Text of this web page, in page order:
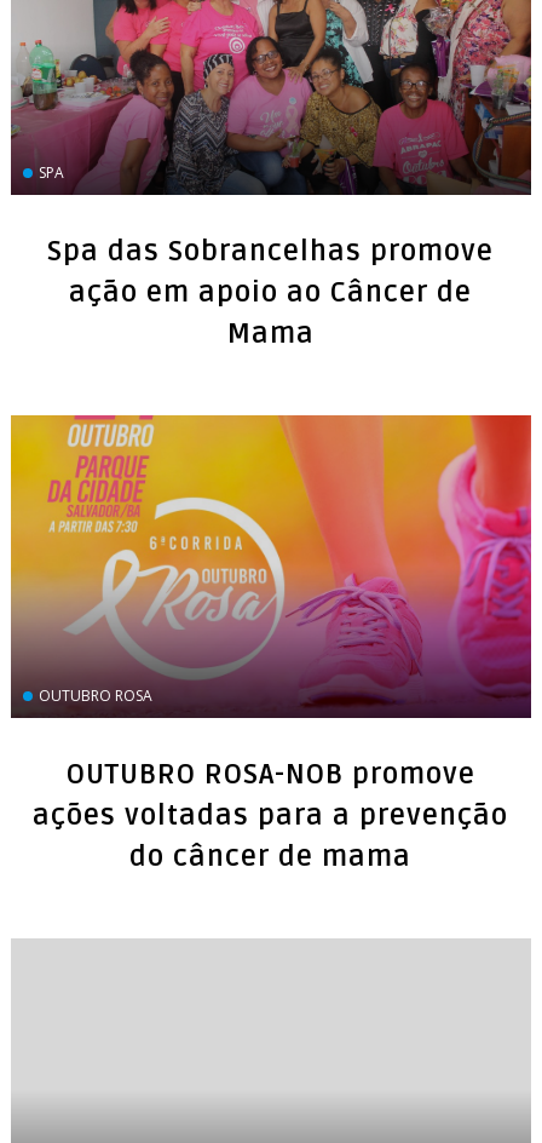
SPA
Spa das Sobrancelhas promove
ação em apoio ao Câncer de
Mama
OUTUBRO ROSA
OUTUBRO ROSA-NOB promove
ações voltadas para a prevenção
do câncer de mama